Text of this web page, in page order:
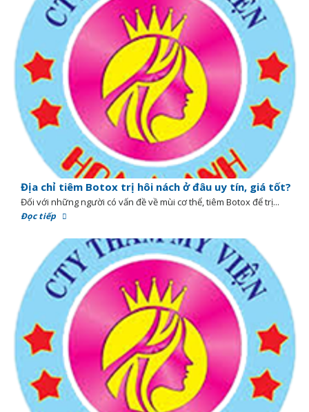
Địa chỉ tiêm Botox trị hôi nách ở đâu uy tín, giá tốt?
Đối với những người có vấn đề về mùi cơ thể, tiêm Botox để trị...
Đọc tiếp